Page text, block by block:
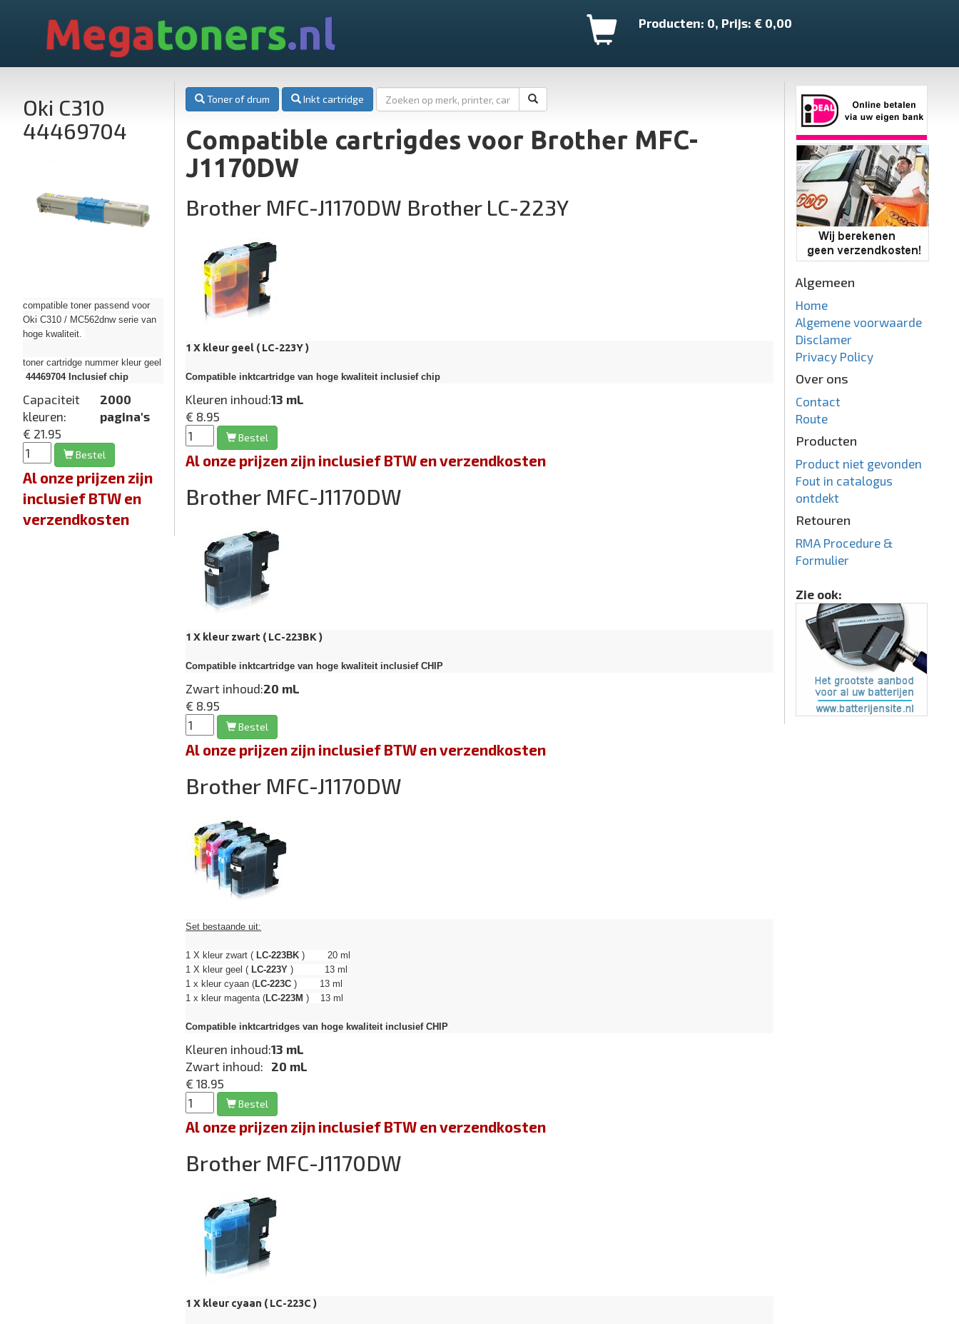
Megatoners.nl Producten: 0, Prijs: € 0,00
Oki C310
44469704
compatible toner passend voor
Oki C310 / MC562dnw serie van
hoge kwaliteit.
toner cartridge nummer kleur geel
44469704Inclusief chip
Capaciteit
kleuren:
2000
pagina's
€ 21.95
Bestel
Al onze prijzen zijn
inclusief BTW en
verzendkosten
Toner of drum Inkt cartridge
Compatible cartrigdes voor Brother MFC-
J1170DW
Brother MFC-J1170DW Brother LC-223Y
1 X kleur geel ( LC-223Y )
Compatible inktcartridge van hoge kwaliteit inclusief chip
Kleuren inhoud:13 mL
€ 8.95
Bestel
Al onze prijzen zijn inclusief BTW en verzendkosten
Brother MFC-J1170DW
1 X kleur zwart ( LC-223BK )
Compatible inktcartridge van hoge kwaliteit inclusief CHIP
Zwart inhoud:20 mL
€ 8.95
Bestel
Al onze prijzen zijn inclusief BTW en verzendkosten
Brother MFC-J1170DW
Set bestaande uit:
1 X kleur zwart (LC-223BK ) 20 ml
1 X kleur geel (LC-223Y ) 13 ml
1 x kleur cyaan (LC-223C ) 13 ml
1 x kleur magenta (LC-223M ) 13 ml
Compatible inktcartridges van hoge kwaliteit inclusief CHIP
Kleuren inhoud:13 mL
Zwart inhoud:
20 mL
€ 18.95
Bestel
Al onze prijzen zijn inclusief BTW en verzendkosten
Brother MFC-J1170DW
1 X kleur cyaan ( LC-223C )
Algemeen
Home
Algemene voorwaarde
Disclamer
Privacy Policy
Over ons
Contact
Route
Producten
Product niet gevonden
Fout in catalogus
ontdekt
Retouren
RMA Procedure &
Formulier
Zie ook: